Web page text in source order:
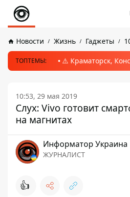
Новости Жизнь Гаджеты
ТОПТЕМЫ: ⚠️ Краматорск,
10:53, 29 мая 2019
Слух: Vivo готовит
на магнитах
Информатор Украина
ЖУРНАЛИСТ
👍